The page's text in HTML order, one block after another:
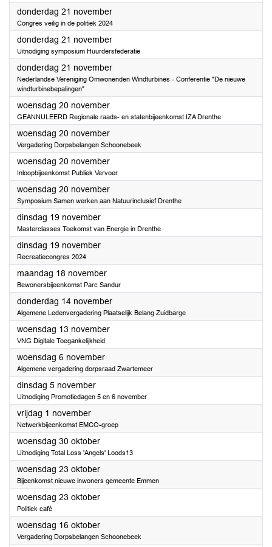
donderdag 21 november2024
Congres veilig in de politiek 2024
donderdag 21 november2024
Uitnodiging symposium Huurdersfederatie
donderdag 21 november2024
Nederlandse Vereniging Omwonenden Windturbines - Conferentie "De nieuwe
windturbinebepalingen"
woensdag 20 november2024
GEANNULEERD Regionale raads- en statenbijeenkomst IZA Drenthe
woensdag 20 november2024
Vergadering Dorpsbelangen Schoonebeek
woensdag 20 november2024
Inloopbijeenkomst Publiek Vervoer
woensdag 20 november2024
Symposium Samen werken aan Natuurinclusief Drenthe
dinsdag 19 november2024
Masterclasses Toekomst van Energie in Drenthe
dinsdag 19 november2024
Recreatiecongres 2024
maandag 18 november2024
Bewonersbijeenkomst Parc Sandur
donderdag 14 november2024
Algemene Ledenvergadering Plaatselijk Belang Zuidbarge
woensdag 13 november2024
VNG Digitale Toegankelijkheid
woensdag 6 november2024
Algemene vergadering dorpsraad Zwartemeer
dinsdag 5 november2024
Uitnodiging Promotiedagen 5 en 6 november
vrijdag 1 november2024
Netwerkbijeenkomst EMCO-groep
woensdag 30 oktober2024
Uitnodiging Total Loss 'Angels' Loods13
woensdag 23 oktober2024
Bijeenkomst nieuwe inwoners gemeente Emmen
woensdag 23 oktober2024
Politiek café
woensdag 16 oktober2024
Vergadering Dorpsbelangen Schoonebeek